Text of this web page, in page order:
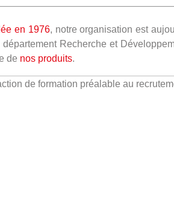
en 1976, notre organisation est
département Recherche et
de nos produits.